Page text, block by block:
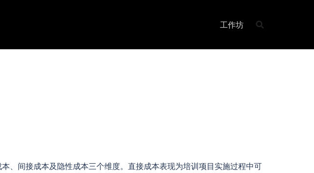
工作坊
、间接成本及隐性成本三个维度。直接成本表现为培训项目实施过程中可